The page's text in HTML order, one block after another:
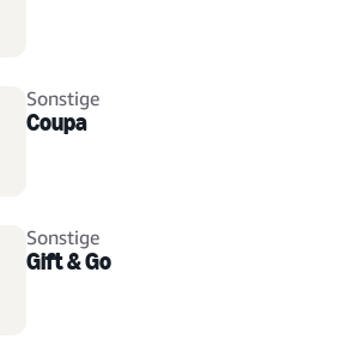
Sonstige
Coupa
Sonstige
Gift & Go